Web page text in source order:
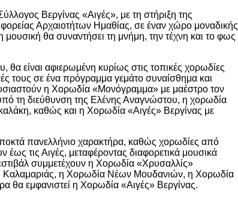
Βεργίνας «Αιγές», με τη στήριξη της
Αρχαιοτήτων Ημαθίας, σε έναν χώρο μοναδικής
μουσική θα συναντήσει τη μνήμη, την τέχνη και το φως
είναι αφιερωμένη κυρίως στις τοπικές χορωδίες
τους σε ένα πρόγραμμα γεμάτο συναίσθημα και
η Χορωδία «Μονόγραμμα» με μαέστρο τον
τη διεύθυνση της Ελένης Αναγνώστου, η χορωδία
καθώς και η Χορωδία «Αιγές» Βεργίνας με
πανελλήνιο χαρακτήρα, καθώς χορωδίες από
τις Αιγές, μεταφέροντας διαφορετικά μουσικά
συμμετέχουν η Χορωδία «Χρυσαλλίς»
η Χορωδία Νέων Μουδανιών, η Χορωδία
θα εμφανιστεί η Χορωδία «Αιγές» Βεργίνας.